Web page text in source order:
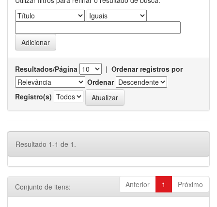
Resultados/Página | Ordenar registros por
Ordenar
Registro(s)
Resultado 1-1 de 1.
Anterior 1 Próximo
Conjunto de itens: